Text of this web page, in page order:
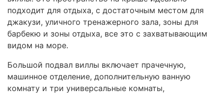
подходит для отдыха, с достаточным местом для
джакузи, уличного тренажерного зала, зоны для
барбекю и зоны отдыха, все это с захватывающим
видом на море.
Большой подвал виллы включает прачечную,
машинное отделение, дополнительную ванную
комнату и три универсальные комнаты,